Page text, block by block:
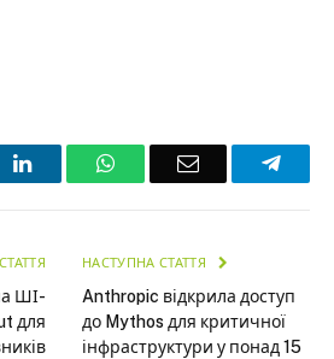
LinkedInWhatsAppEmail
ШІ-
для
НАСТУПНА СТАТТЯ
Anthropic відкрила доступ
до Mythos для критичної
інфраструктури у понад 15